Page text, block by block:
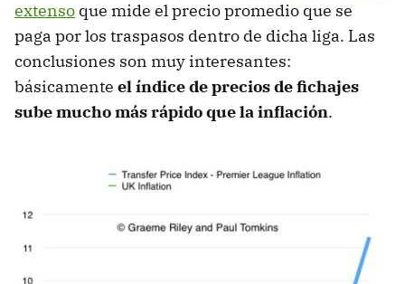
extenso que mide el precio promedio que se
paga por los traspasos dentro de dicha liga. Las
conclusiones son muy interesantes:
básicamente el índice de precios de fichajes
sube mucho más rápido que la inflación.